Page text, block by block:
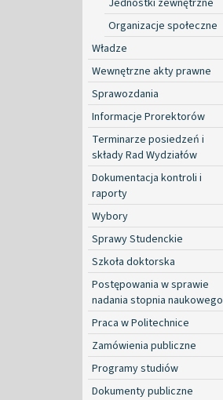
Organizacje społeczne
Władze
Wewnętrzne akty prawne
Sprawozdania
Informacje Prorektorów
Terminarze posiedzeń i
składy Rad Wydziałów
Dokumentacja kontroli i
raporty
Wybory
Sprawy Studenckie
Szkoła doktorska
Postępowania w sprawie
nadania stopnia naukowego
Praca w Politechnice
Zamówienia publiczne
Programy studiów
Dokumenty publiczne